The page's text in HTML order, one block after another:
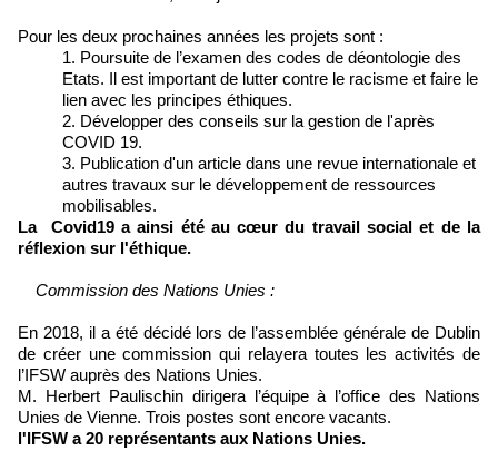
Pour les deux prochaines années les projets sont :
Poursuite de l’examen des codes de déontologie des
Etats. Il est important de lutter contre le racisme et faire le
lien avec les principes éthiques.
Développer des conseils sur la gestion de l'après
COVID 19.
Publication d'un article dans une revue internationale et
autres travaux sur le développement de ressources
mobilisables.
La Covid19 a ainsi été au cœur du travail social et de la
réflexion sur l'éthique.
Commission des Nations Unies :
En 2018, il a été décidé lors de l’assemblée générale de Dublin
de créer une commission qui relayera toutes les activités de
l’IFSW auprès des Nations Unies.
M. Herbert Paulischin dirigera l’équipe à l’office des Nations
Unies de Vienne. Trois postes sont encore vacants.
l'IFSW a 20 représentants aux Nations Unies.